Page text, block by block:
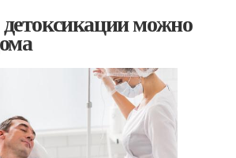
можно